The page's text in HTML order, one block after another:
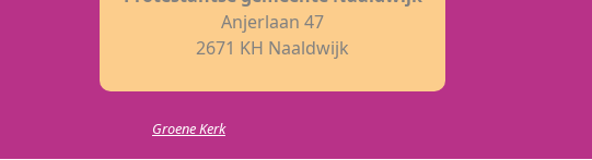
Anjerlaan 47
2671 KH Naaldwijk
Groene Kerk